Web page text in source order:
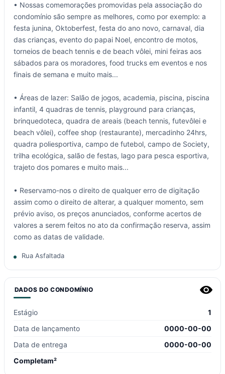
• Nossas comemorações promovidas pela associação do
condomínio são sempre as melhores, como por exemplo: a
festa junina, Oktoberfest, festa do ano novo, carnaval, dia
das crianças, evento do papai Noel, encontro de motos,
torneios de beach tennis e de beach vôlei, mini feiras aos
sábados para os moradores, food trucks em eventos e nos
finais de semana e muito mais...
• Áreas de lazer: Salão de jogos, academia, piscina, piscina
infantil, 4 quadras de tennis, playground para crianças,
brinquedoteca, quadra de areais (beach tennis, futevôlei e
beach vôlei), coffee shop (restaurante), mercadinho 24hrs,
quadra poliesportiva, campo de futebol, campo de Society,
trilha ecológica, salão de festas, lago para pesca esportiva,
trajeto dos pomares e muito mais...
• Reservamo-nos o direito de qualquer erro de digitação
assim como o direito de alterar, a qualquer momento, sem
prévio aviso, os preços anunciados, conforme acertos de
valores a serem feitos no ato da confirmação reserva, assim
como as datas de validade.
Rua Asfaltada
DADOS DO CONDOMÍNIO
Estágio
1
Data de lançamento
0000-00-00
Data de entrega
0000-00-00
Completam²